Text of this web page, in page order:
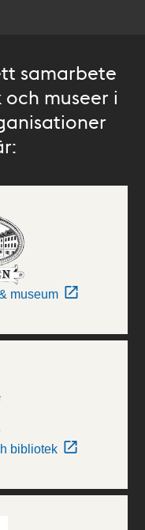
samarbete
museer i
museum
bibliotek